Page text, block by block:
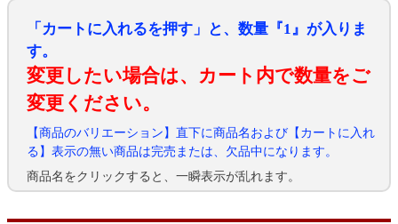
「カートに入れるを押す」と、数量『1』が入りま
す。
変更したい場合は、カート内で数量をご
変更ください。
【商品のバリエーション】直下に商品名および【カートに入れ
る】表示の無い商品は完売または、欠品中になります。
商品名をクリックすると、一瞬表示が乱れます。